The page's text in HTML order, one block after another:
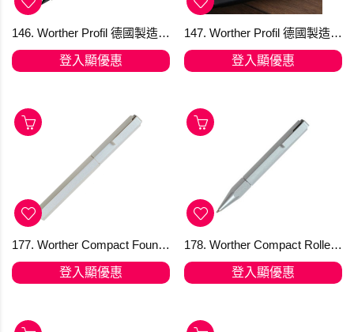
146. Worther Profil 德國製造天然鋁5.6mm 抓握鉛筆 Silver #67030
登入顯優惠
147. Worther Profil 德國製造天然鋁5.6mm 抓握鉛筆 加鉛筆座套裝
登入顯優惠
177. Worther Compact Fountain Pen in Natural Aluminium 採用德國SCHMIDT M 筆尖 天然鋁鋼筆 24230
登入顯優惠
178. Worther Compact Roller-Ball Pen in Natural Aluminium 走珠筆
登入顯優惠